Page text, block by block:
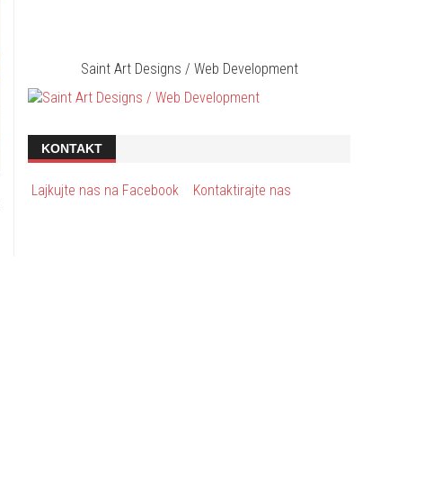
Saint Art Designs / Web Development
KONTAKT
Lajkujte nas na Facebook Kontaktirajte nas